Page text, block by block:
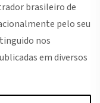
brasileiro de
pelo seu
nos
em diversos